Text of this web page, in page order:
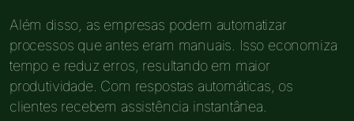
Além disso, as empresas podem automatizar
processos que antes eram manuais. Isso economiza
tempo e reduz erros, resultando em maior
produtividade. Com respostas automáticas, os
clientes recebem assistência instantânea.